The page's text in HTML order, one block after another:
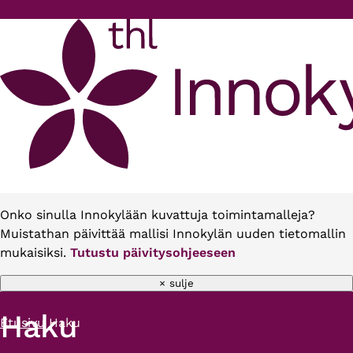
Onko sinulla Innokylään kuvattuja toimintamalleja?
Muistathan päivittää mallisi Innokylän uuden tietomallin
mukaisiksi. Tutustu päivitysohjeeseen
× sulje
Murupolku
Etusivu Haku
Haku